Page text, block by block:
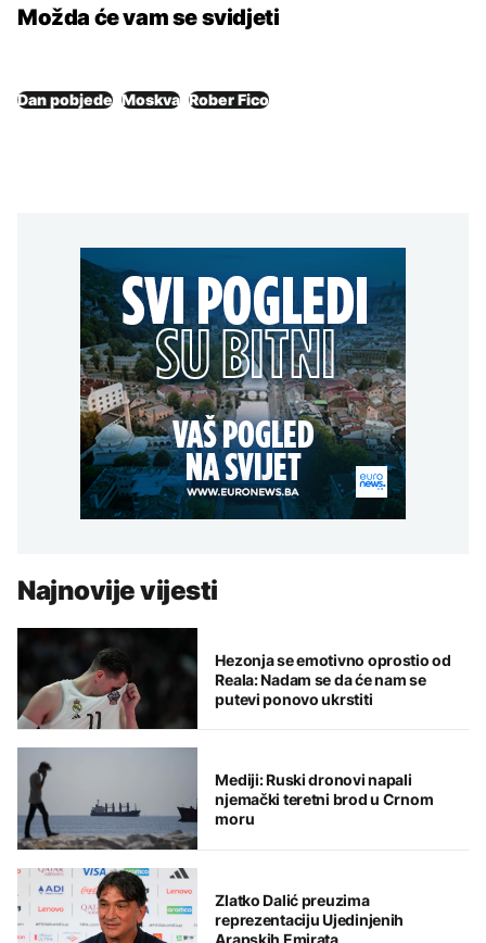
Možda će vam se svidjeti
Dan pobjede Moskva Rober Fico
Najnovije vijesti
Hezonja se emotivno oprostio od
Reala: Nadam se da će nam se
putevi ponovo ukrstiti
Mediji: Ruski dronovi napali
njemački teretni brod u Crnom
moru
Zlatko Dalić preuzima
reprezentaciju Ujedinjenih
Arapskih Emirata